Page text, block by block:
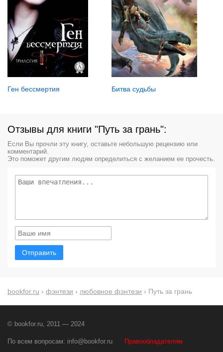
Ген бессмертия Битва судьбы
Отзывы для книги "Путь за грань":
Если Вы прочли эту книгу, оставьте небольшую рецензию или
комментарий.
Это поможет другим людям определиться с желанием ее прочесть.
Отправить
bookfor.ru › фэнтези › любовное фэнтези › Путь за грань
© bookfor.ru, 2011 — 2024
По всем вопросам: info@bookfor.ru Правообладателям